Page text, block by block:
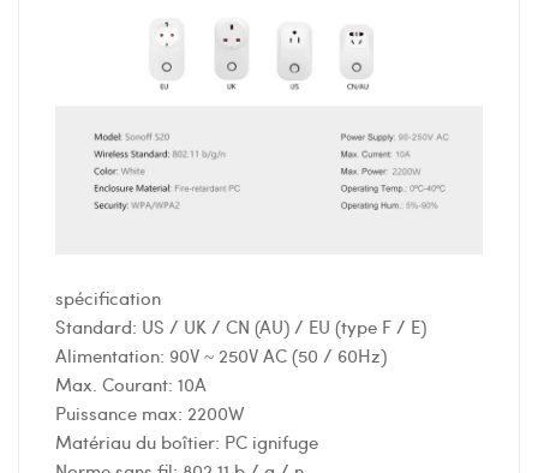
spécification
Standard: US / UK / CN (AU) / EU (type F / E)
Alimentation: 90V ~ 250V AC (50 / 60Hz)
Max. Courant: 10A
Puissance max: 2200W
Matériau du boîtier: PC ignifuge